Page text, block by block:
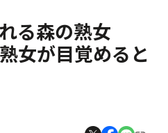
る森の熟女
女が目覚めると